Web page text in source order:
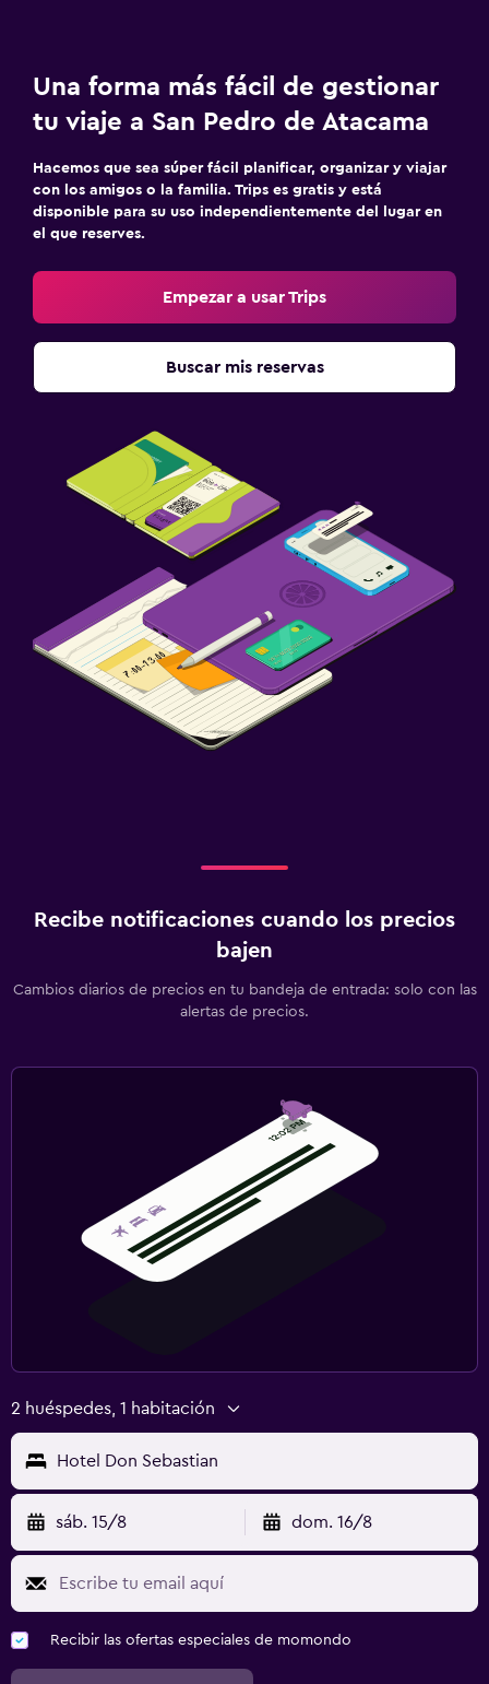
Una forma más fácil de gestionar
tu viaje a San Pedro de Atacama
Hacemos que sea súper fácil planificar, organizar y viajar
con los amigos o la familia. Trips es gratis y está
disponible para su uso independientemente del lugar en
el que reserves.
Empezar a usar Trips
Buscar mis reservas
Recibe notificaciones cuando los precios
bajen
Cambios diarios de precios en tu bandeja de entrada: solo con las
alertas de precios.
2 huéspedes, 1 habitación
Hotel Don Sebastian
sáb. 15/8 dom. 16/8
Recibir las ofertas especiales de momondo